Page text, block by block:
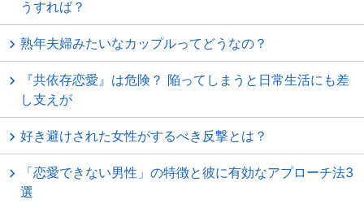
うすれば？
熟年夫婦みたいなカップルってどうなの？
『共依存恋愛』は危険？ 陥ってしまうと日常生活にも差
し支えが
好き避けされた女性がするべき反撃とは？
「恋愛できない男性」の特徴と彼に有効なアプローチ法3
選